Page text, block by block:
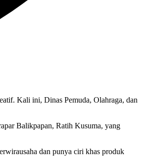
Kali ini, Dinas Pemuda, Olahraga, dan
Balikpapan, Ratih Kusuma, yang
dan punya ciri khas produk